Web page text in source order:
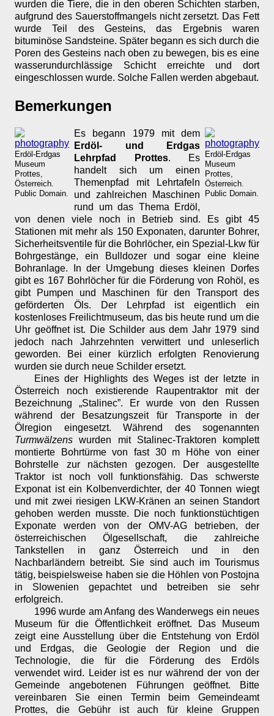
wurden die Tiere, die in den oberen Schichten starben,
aufgrund des Sauerstoffmangels nicht zersetzt. Das Fett
wurde Teil des Gesteins, das Ergebnis waren
bituminöse Sandsteine. Später begann es sich durch die
Poren des Gesteins nach oben zu bewegen, bis es eine
wasserundurchlässige Schicht erreichte und dort
eingeschlossen wurde. Solche Fallen werden abgebaut.
Bemerkungen
Erdöl-Erdgas
Museum
Prottes,
Österreich.
Public Domain.
Erdöl-Erdgas
Museum
Prottes,
Österreich.
Public Domain.
Es begann 1979 mit dem
Erdöl- und Erdgas
Lehrpfad Prottes. Es
handelt sich um einen
Themenpfad mit Lehrtafeln
und zahlreichen Maschinen
rund um das Thema Erdöl,
von denen viele noch in Betrieb sind. Es gibt 45
Stationen mit mehr als 150 Exponaten, darunter Bohrer,
Sicherheitsventile für die Bohrlöcher, ein Spezial-Lkw für
Bohrgestänge, ein Bulldozer und sogar eine kleine
Bohranlage. In der Umgebung dieses kleinen Dorfes
gibt es 167 Bohrlöcher für die Förderung von Rohöl, es
gibt Pumpen und Maschinen für den Transport des
geförderten Öls. Der Lehrpfad ist eigentlich ein
kostenloses Freilichtmuseum, das bis heute rund um die
Uhr geöffnet ist. Die Schilder aus dem Jahr 1979 sind
jedoch nach Jahrzehnten verwittert und unleserlich
geworden. Bei einer kürzlich erfolgten Renovierung
wurden sie durch neue Schilder ersetzt.
Eines der Highlights des Weges ist der letzte in
Österreich noch existierende Raupentraktor mit der
Bezeichnung „Stalinec”. Er wurde von den Russen
während der Besatzungszeit für Transporte in der
Ölregion eingesetzt. Während des sogenannten
Turmwälzens wurden mit Stalinec-Traktoren komplett
montierte Bohrtürme von fast 30 m Höhe von einer
Bohrstelle zur nächsten gezogen. Der ausgestellte
Traktor ist noch voll funktionsfähig. Das schwerste
Exponat ist ein Kolbenverdichter, der 40 Tonnen wiegt
und mit zwei riesigen LKW-Kränen an seinen Standort
gehoben werden musste. Die noch funktionstüchtigen
Exponate werden von der OMV-AG betrieben, der
österreichischen Ölgesellschaft, die zahlreiche
Tankstellen in ganz Österreich und in den
Nachbarländern betreibt. Sie sind auch im Tourismus
tätig, beispielsweise haben sie die Höhlen von Postojna
in Slowenien gepachtet und betreiben sie sehr
erfolgreich.
1996 wurde am Anfang des Wanderwegs ein neues
Museum für die Öffentlichkeit eröffnet. Das Museum
zeigt eine Ausstellung über die Entstehung von Erdöl
und Erdgas, die Geologie der Region und die
Technologie, die für die Förderung des Erdöls
verwendet wird. Leider ist es nur während der von der
Gemeinde angebotenen Führungen geöffnet. Bitte
vereinbaren Sie einen Termin beim Gemeindeamt
Prottes, die Gebühr ist auch für kleine Gruppen